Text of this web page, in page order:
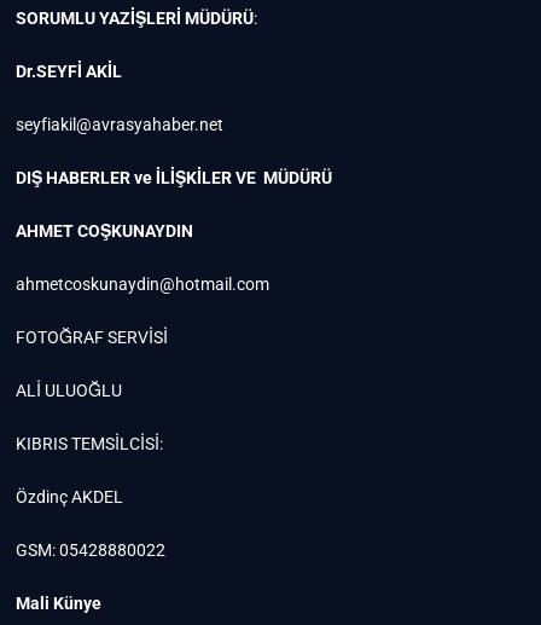
SORUMLU YAZİŞLERİ MÜDÜRÜ:
Dr.SEYFİ AKİL
seyfiakil@avrasyahaber.net
DIŞ HABERLER ve İLİŞKİLER VE MÜDÜRÜ
AHMET COŞKUNAYDIN
ahmetcoskunaydin@hotmail.com
FOTOĞRAF SERVİSİ
ALİ ULUOĞLU
KIBRIS TEMSİLCİSİ:
Özdinç AKDEL
GSM: 05428880022
Mali Künye